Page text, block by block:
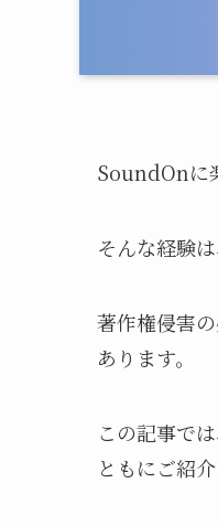
SoundOnに
そんな経験
著作権侵害
あります。
この記事で
ともにご紹介